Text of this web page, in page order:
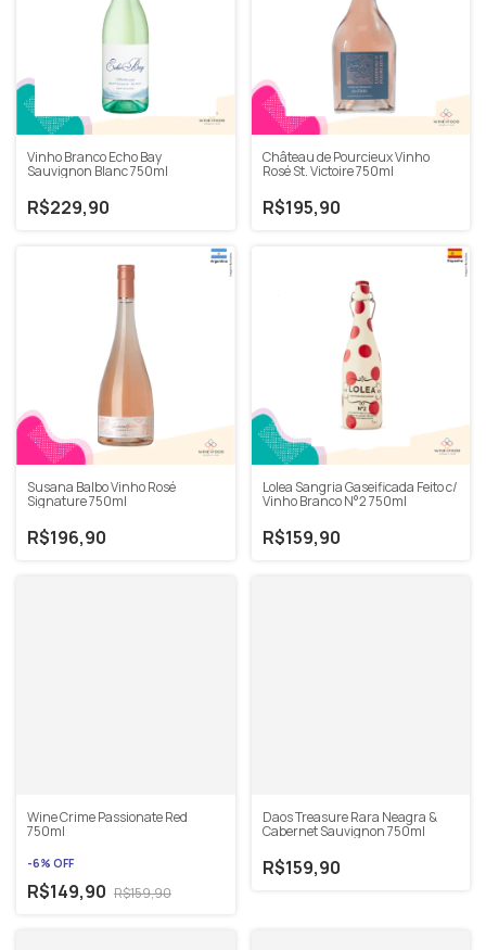
Vinho Branco Echo Bay
Sauvignon Blanc 750ml
R$229,90
Château de Pourcieux Vinho
Rosé St. Victoire 750ml
R$195,90
Susana Balbo Vinho Rosé
Signature 750ml
R$196,90
Lolea Sangria Gaseificada Feito c/
Vinho Branco N°2 750ml
R$159,90
Wine Crime Passionate Red
750ml
-6% OFF
R$149,90 R$159,90
Daos Treasure Rara Neagra &
Cabernet Sauvignon 750ml
R$159,90